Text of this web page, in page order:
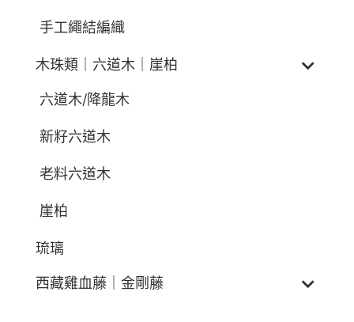
手工繩結編織
木珠類｜六道木｜崖柏
六道木/降龍木
新籽六道木
老料六道木
崖柏
琉璃
西藏雞血藤｜金剛藤